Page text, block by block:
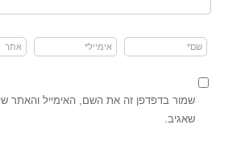
שמור בדפדפן זה את השם, האימייל והאתר
שאגיב.